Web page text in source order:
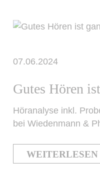
07.06.2024
Gutes Hören
Höranalyse inkl.
bei Wiedenmann &